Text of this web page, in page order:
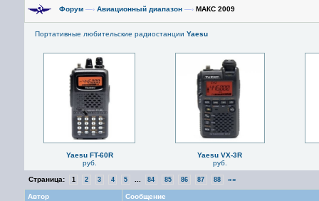
Форум —› Авиационный диапазон —› МАКС 2009
Портативные любительские радиостанции Yaesu
Yaesu FT-60R
руб.
Yaesu VX-3R
руб.
Страница: 1 2 3 4 5 84 85 86 87 88 »»
Автор
Сообщение